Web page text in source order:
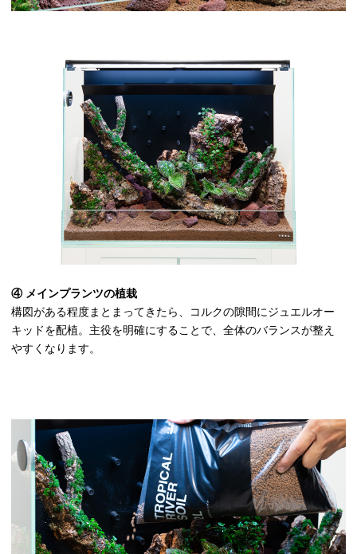
④ メインプランツの植栽
構図がある程度まとまってきたら、コルクの隙間にジュエルオー
キッドを配植。主役を明確にすることで、全体のバランスが整え
やすくなります。